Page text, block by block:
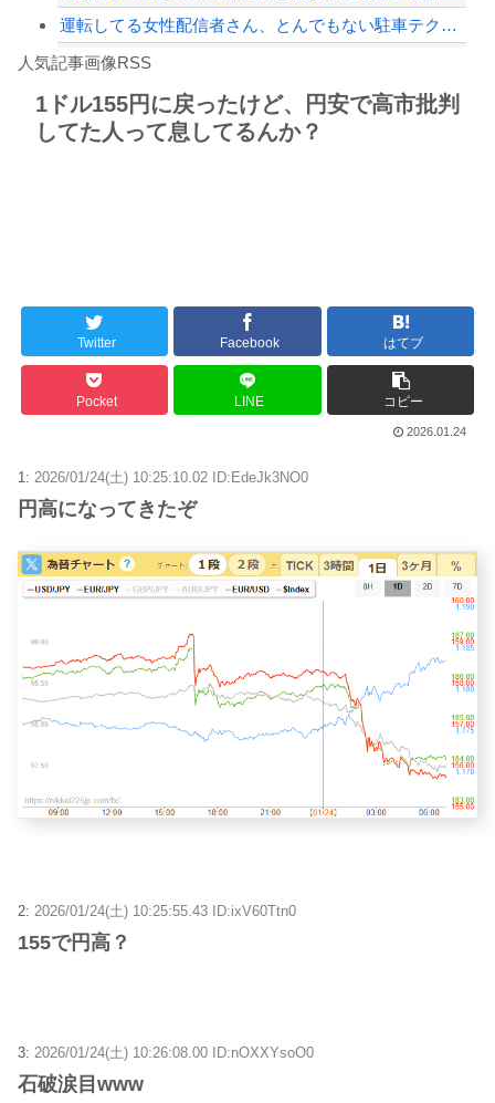
Powered by livedoor 相互RSS
運転してる女性配信者さん、とんでもない駐車テクニックを見せつけてネット民をドン引...
大男「1回戦の相手はこのｶﾞｷか？楽勝だな」少年剣士「…ふんっ、あまり調子に乗ら...
8/4のニュース
Powered by livedoor 相互RSS
人気記事画像RSS
1ドル155円に戻ったけど、円安で高市批判
してた人って息してるんか？
Twitter Facebook はてブ
Pocket LINE コピー
2026.01.24
1: 2026/01/24(土) 10:25:10.02 ID:EdeJk3NO0
円高になってきたぞ
2: 2026/01/24(土) 10:25:55.43 ID:ixV60Ttn0
155で円高？
3: 2026/01/24(土) 10:26:08.00 ID:nOXXYsoO0
石破涙目www